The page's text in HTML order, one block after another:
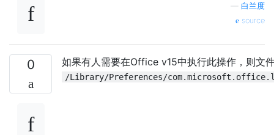
白兰度
source
0 如果有人需要在Office v15中执行此操作，则文
/Library/Preferences/